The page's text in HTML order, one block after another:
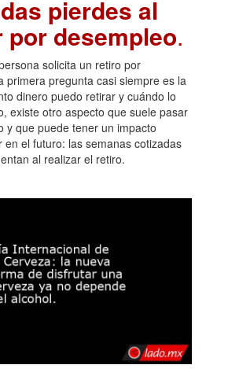
pierdes al
por desempleo.
solicita un retiro por
primera pregunta casi siempre es la
dinero puedo retirar y cuándo lo
existe otro aspecto que suele pasar
y que puede tener un impacto
en el futuro: las semanas cotizadas
al realizar el retiro.